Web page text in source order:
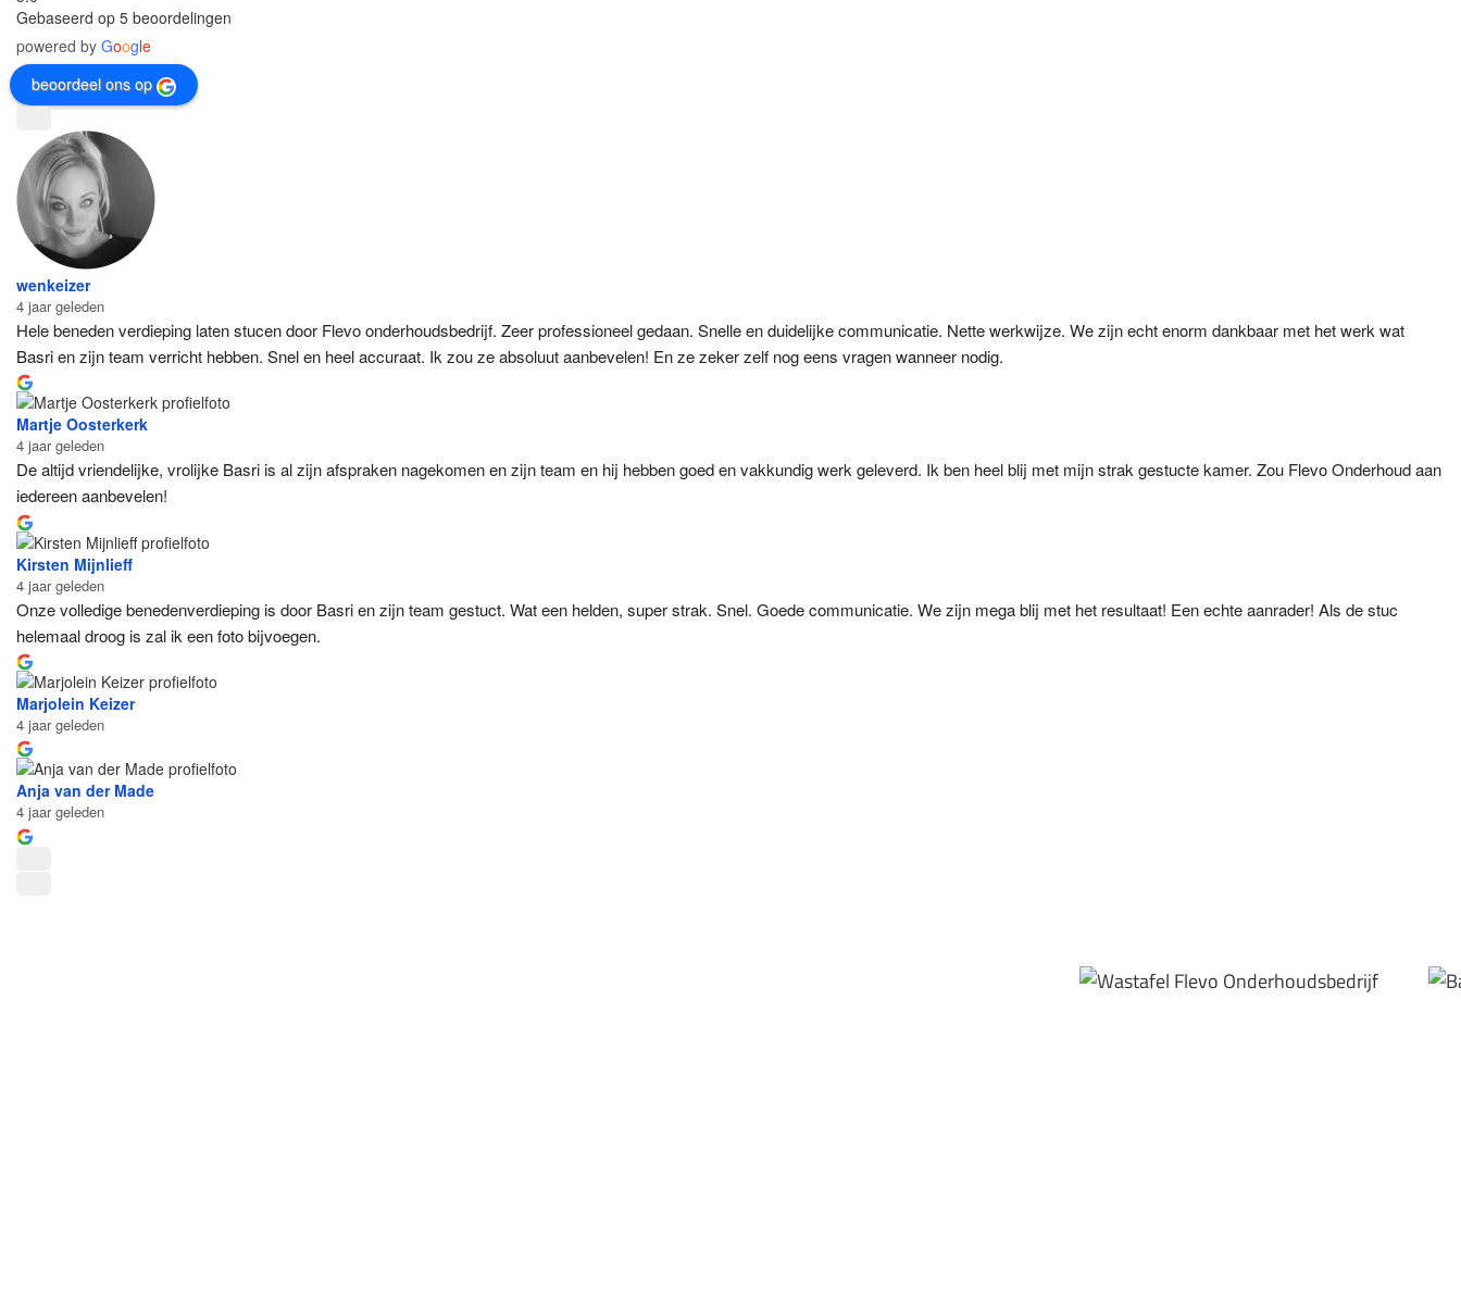
Gebaseerd op 5 beoordelingen
powered by Google
beoordeel ons op
wenkeizer
4 jaar geleden
Hele beneden verdieping laten stucen door Flevo onderhoudsbedrijf. Zeer professioneel gedaan. Snelle en duidelijke communicatie. Nette werkwijze. We zijn echt enorm dankbaar met het werk wat
Basri en zijn team verricht hebben. Snel en heel accuraat. Ik zou ze absoluut aanbevelen! En ze zeker zelf nog eens vragen wanneer nodig.
Martje Oosterkerk
4 jaar geleden
De altijd vriendelijke, vrolijke Basri is al zijn afspraken nagekomen en zijn team en hij hebben goed en vakkundig werk geleverd. Ik ben heel blij met mijn strak gestucte kamer. Zou Flevo Onderhoud aan
iedereen aanbevelen!
Kirsten Mijnlieff
4 jaar geleden
Onze volledige benedenverdieping is door Basri en zijn team gestuct. Wat een helden, super strak. Snel. Goede communicatie. We zijn mega blij met het resultaat! Een echte aanrader! Als de stuc
helemaal droog is zal ik een foto bijvoegen.
Marjolein Keizer
4 jaar geleden
Anja van der Made
4 jaar geleden